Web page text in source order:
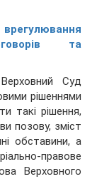
та
Суд
рішеннями
такі рішення,
позову, зміст
обставини, а
правове
Верховного